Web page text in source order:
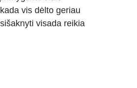
vis dėlto geriau
visada reikia